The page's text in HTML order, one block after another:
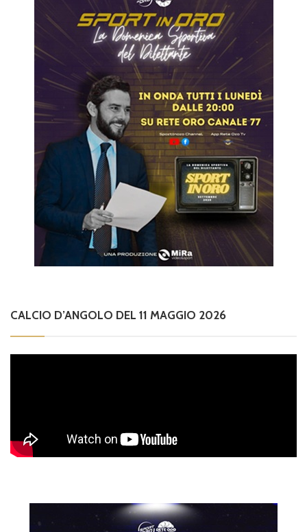
CALCIO D’ANGOLO DEL 11 MAGGIO 2026